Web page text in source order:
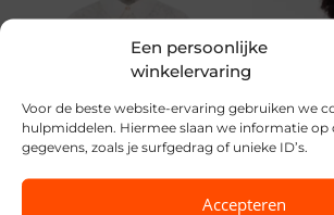
Een persoonlijke
winkelervaring
Voor de beste website-ervaring gebruiken we
hulpmiddelen. Hiermee slaan we informatie op
gegevens, zoals je surfgedrag of unieke ID’s.
Accepteren
MPN
191533-POMEGRANATE